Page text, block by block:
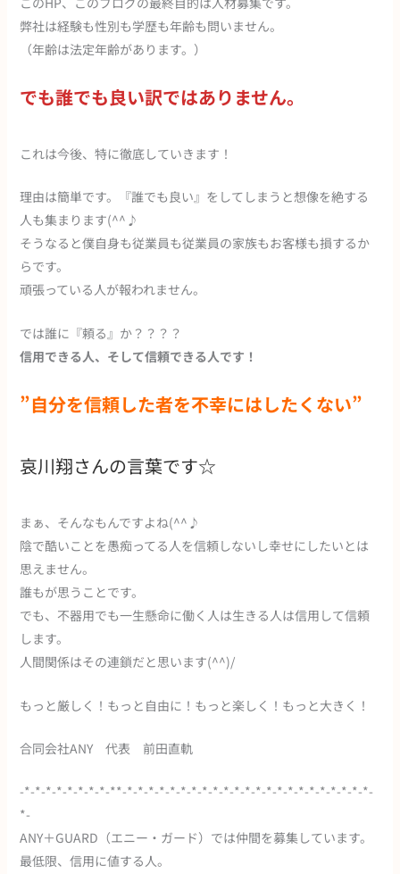
弊社は経験も性別も学歴も年齢も問いません。
（年齢は法定年齢があります。）
でも誰でも良い訳ではありません。
これは今後、特に徹底していきます！
理由は簡単です。『誰でも良い』をしてしまうと想像を絶する
人も集まります(^^♪
そうなると僕自身も従業員も従業員の家族もお客様も損するか
らです。
頑張っている人が報われません。
では誰に『頼る』か？？？？
信用できる人、そして信頼できる人です！
”自分を信頼した者を不幸にはしたくない”
哀川翔さんの言葉です☆
まぁ、そんなもんですよね(^^♪
陰で酷いことを愚痴ってる人を信頼しないし幸せにしたいとは
思えません。
誰もが思うことです。
でも、不器用でも一生懸命に働く人は生きる人は信用して信頼
します。
人間関係はその連鎖だと思います(^^)/
もっと厳しく！もっと自由に！もっと楽しく！もっと大きく！
合同会社ANY 代表 前田直軌
-*-*-*-*-*-*-*-*-**-*-*-*-*-*-*-*-*-*-*-*-*-*-*-*-*-*-*-*-*-*-*-*-
*-
ANY＋GUARD（エニー・ガード）では仲間を募集しています。
最低限、信用に値する人。